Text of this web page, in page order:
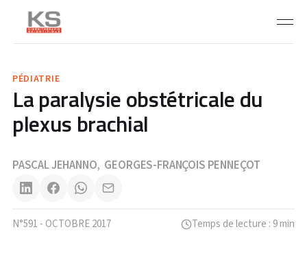
PÉDIATRIE
La paralysie obstétricale du
plexus brachial
PASCAL JEHANNO, GEORGES-FRANÇOIS PENNEÇOT
N°591 - OCTOBRE 2017 Temps de lecture : 9 min